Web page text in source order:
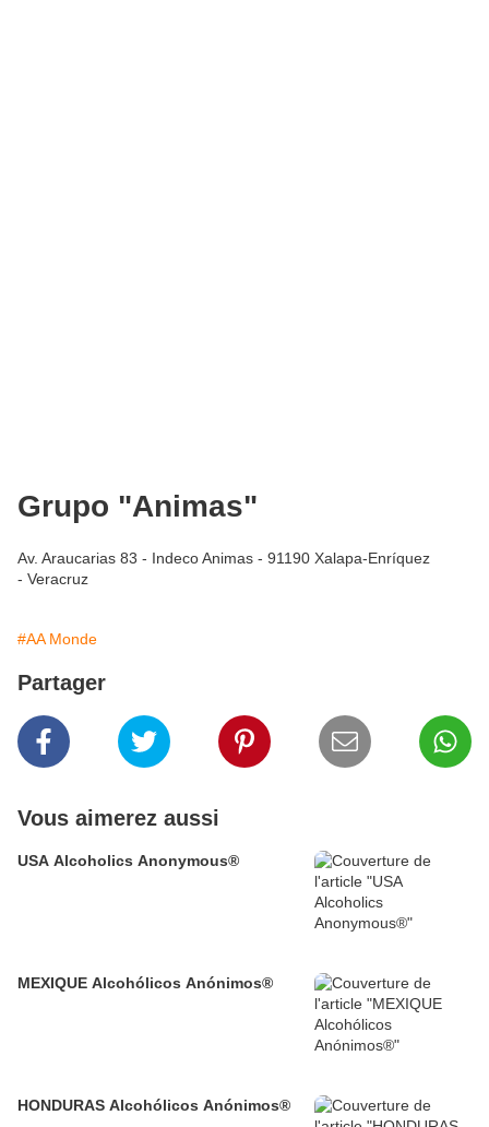
Grupo "Animas"
Av. Araucarias 83 - Indeco Animas - 91190 Xalapa-Enríquez
- Veracruz
#AA Monde
Partager
Vous aimerez aussi
USA Alcoholics Anonymous®
MEXIQUE Alcohólicos Anónimos®
HONDURAS Alcohólicos Anónimos®